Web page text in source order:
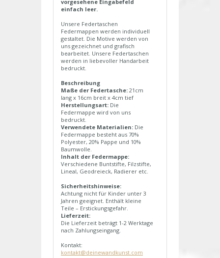
vorgesehene Eingabefeld
einfach leer.
Unsere Federtaschen
Federmappen werden individuell
gestaltet. Die Motive werden von
uns gezeichnet und grafisch
bearbeitet. Unsere Federtaschen
werden in liebevoller Handarbeit
bedruckt.
Beschreibung
Maße der Federtasche: 21cm
lang x 16cm breit x 4cm tief
Herstellungsart: Die
Federmappe wird von uns
bedruckt.
Verwendete Materialien: Die
Federmappe besteht aus 70%
Polyester, 20% Pappe und 10%
Baumwolle.
Inhalt der Federmappe:
Verschiedene Buntstifte, Filzstifte,
Lineal, Geodreieck, Radierer etc.
Sicherheitshinweise:
Achtung nicht für Kinder unter 3
Jahren geeignet. Enthält kleine
Teile – Erstickungsgefahr.
Lieferzeit:
Die Lieferzeit beträgt 1-2 Werktage
nach Zahlungseingang.
Kontakt:
kontakt@deinewandkunst.com